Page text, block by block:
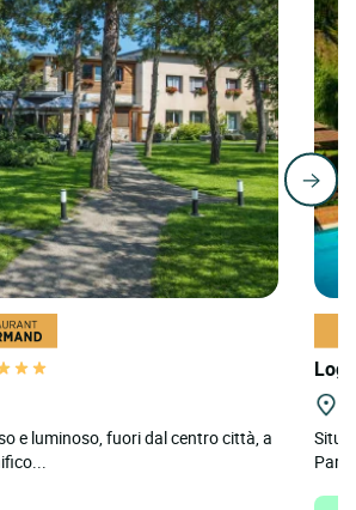
e luminoso, fuori dal centro città, a